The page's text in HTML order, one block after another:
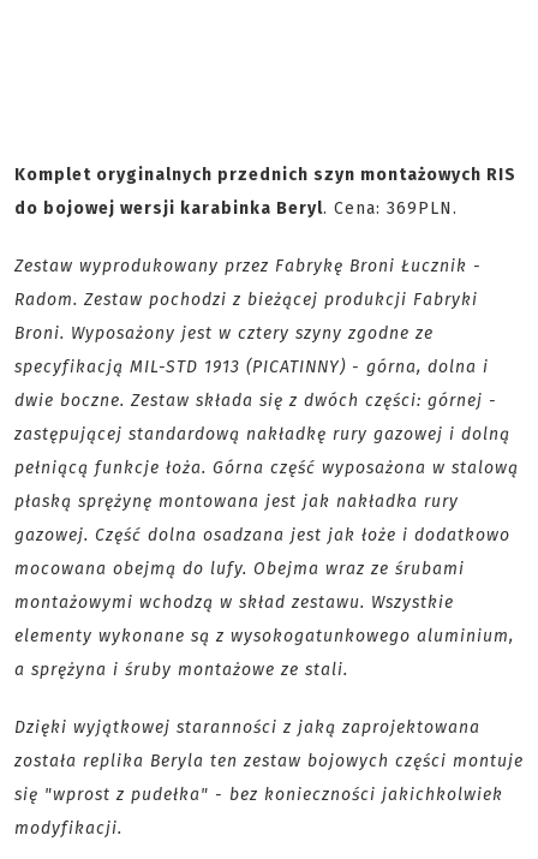
Komplet oryginalnych przednich szyn montażowych RIS
do bojowej wersji karabinka Beryl. Cena: 369PLN.
Zestaw wyprodukowany przez Fabrykę Broni Łucznik -
Radom. Zestaw pochodzi z bieżącej produkcji Fabryki
Broni. Wyposażony jest w cztery szyny zgodne ze
specyfikacją MIL-STD 1913 (PICATINNY) - górna, dolna i
dwie boczne. Zestaw składa się z dwóch części: górnej -
zastępującej standardową nakładkę rury gazowej i dolną
pełniącą funkcje łoża. Górna część wyposażona w stalową
płaską sprężynę montowana jest jak nakładka rury
gazowej. Część dolna osadzana jest jak łoże i dodatkowo
mocowana obejmą do lufy. Obejma wraz ze śrubami
montażowymi wchodzą w skład zestawu. Wszystkie
elementy wykonane są z wysokogatunkowego aluminium,
a sprężyna i śruby montażowe ze stali.
Dzięki wyjątkowej staranności z jaką zaprojektowana
została replika Beryla ten zestaw bojowych części montuje
się "wprost z pudełka" - bez konieczności jakichkolwiek
modyfikacji.